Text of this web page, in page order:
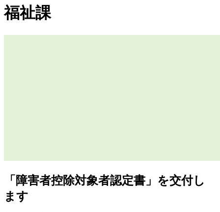
福祉課
「障害者控除対象者認定書」を交付し
ます